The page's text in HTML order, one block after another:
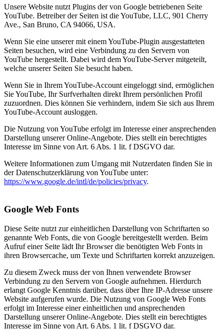
Unsere Website nutzt Plugins der von Google betriebenen Seite
YouTube. Betreiber der Seiten ist die YouTube, LLC, 901 Cherry
Ave., San Bruno, CA 94066, USA.
Wenn Sie eine unserer mit einem YouTube-Plugin ausgestatteten
Seiten besuchen, wird eine Verbindung zu den Servern von
YouTube hergestellt. Dabei wird dem YouTube-Server mitgeteilt,
welche unserer Seiten Sie besucht haben.
Wenn Sie in Ihrem YouTube-Account eingeloggt sind, ermöglichen
Sie YouTube, Ihr Surfverhalten direkt Ihrem persönlichen Profil
zuzuordnen. Dies können Sie verhindern, indem Sie sich aus Ihrem
YouTube-Account ausloggen.
Die Nutzung von YouTube erfolgt im Interesse einer ansprechenden
Darstellung unserer Online-Angebote. Dies stellt ein berechtigtes
Interesse im Sinne von Art. 6 Abs. 1 lit. f DSGVO dar.
Weitere Informationen zum Umgang mit Nutzerdaten finden Sie in
der Datenschutzerklärung von YouTube unter:
https://www.google.de/intl/de/policies/privacy.
Google Web Fonts
Diese Seite nutzt zur einheitlichen Darstellung von Schriftarten so
genannte Web Fonts, die von Google bereitgestellt werden. Beim
Aufruf einer Seite lädt Ihr Browser die benötigten Web Fonts in
ihren Browsercache, um Texte und Schriftarten korrekt anzuzeigen.
Zu diesem Zweck muss der von Ihnen verwendete Browser
Verbindung zu den Servern von Google aufnehmen. Hierdurch
erlangt Google Kenntnis darüber, dass über Ihre IP-Adresse unsere
Website aufgerufen wurde. Die Nutzung von Google Web Fonts
erfolgt im Interesse einer einheitlichen und ansprechenden
Darstellung unserer Online-Angebote. Dies stellt ein berechtigtes
Interesse im Sinne von Art. 6 Abs. 1 lit. f DSGVO dar.